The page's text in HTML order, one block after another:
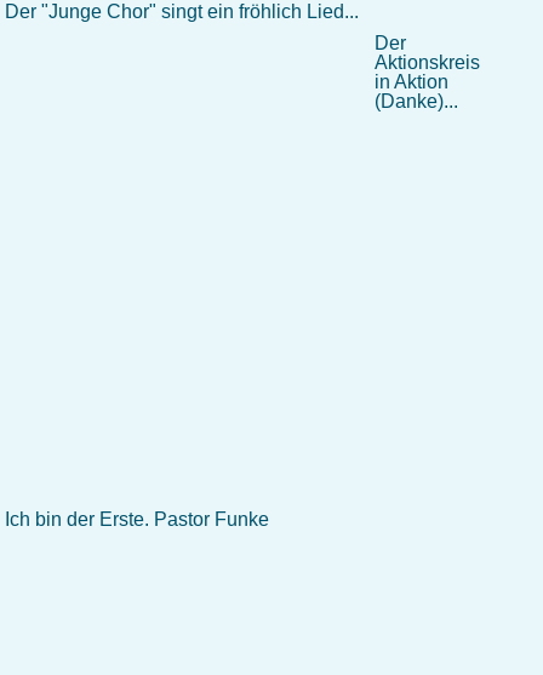
Der "Junge Chor" singt ein fröhlich Lied...
Ich bin der Erste. Pastor Funke
Der
Aktionskreis
in Aktion
(Danke)...